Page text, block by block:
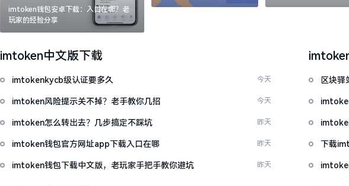
imtoken钱包安卓下载：入口在哪？老
玩家的经验分享
imtoken中文版下载
imtokenkycb级认证要多久 今天
imtoken风险提示关不掉？老手教你几招 今天
imtoken怎么转出去？几步搞定不踩坑 昨天
imtoken钱包官方网址app下载入口在哪 昨天
imtoken钱包下载中文版，老玩家手把手教你避坑 昨天
区块驿
下载